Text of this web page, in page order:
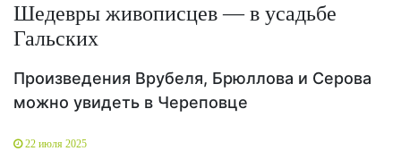
Шедевры живописцев — в усадьбе
Гальских
Произведения Врубеля, Брюллова и Серова
можно увидеть в Череповце
22 июля 2025